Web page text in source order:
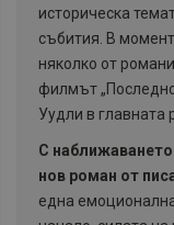
историческа
събития. В
няколко от
филмът
Уудли в главната
С
нов роман от
една